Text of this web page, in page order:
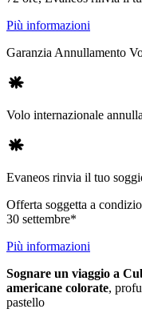
Più informazioni
Garanzia Annullamento
Volo internazionale
Evaneos rinvia il tuo
Offerta soggetta a
30 settembre*
Più informazioni
Sognare un viaggio a
americane colorate,
pastello